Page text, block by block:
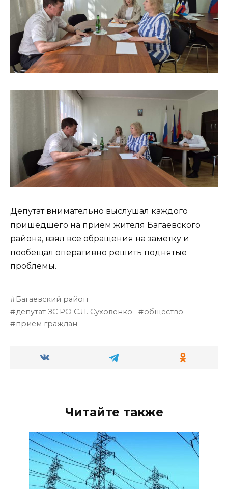
Депутат внимательно выслушал каждого
пришедшего на прием жителя Багаевского
района, взял все обращения на заметку и
пообещал оперативно решить поднятые
проблемы.
Багаевский район
депутат ЗС РО С.Л. Суховенко
общество
прием граждан
Читайте также